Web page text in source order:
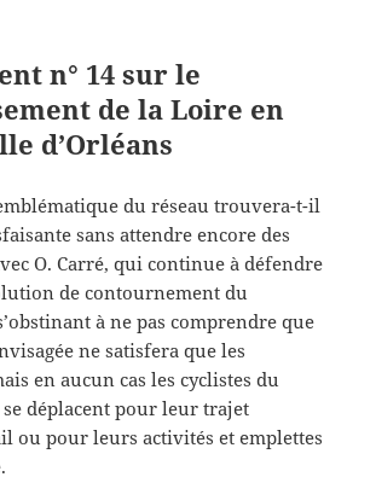
n° 14 sur le
de la Loire en
d’Orléans
du réseau trouvera-t-il
sans attendre encore des
O. Carré, qui continue à défendre
de contournement du
à ne pas comprendre que
ne satisfera que les
en aucun cas les cyclistes du
déplacent pour leur trajet
ou pour leurs activités et emplettes